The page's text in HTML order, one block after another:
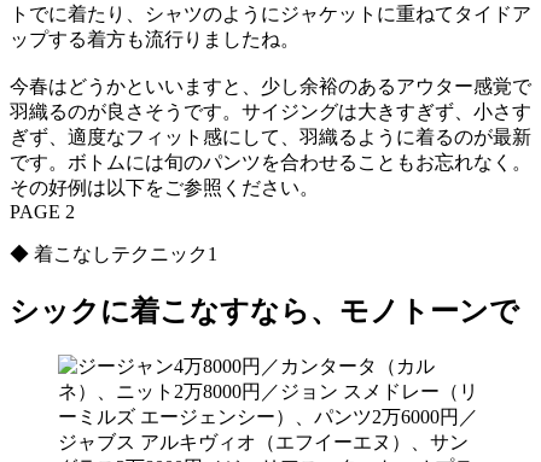
トでに着たり、シャツのようにジャケットに重ねてタイドア
ップする着方も流行りましたね。
今春はどうかといいますと、少し余裕のあるアウター感覚で
羽織るのが良さそうです。サイジングは大きすぎず、小さす
ぎず、適度なフィット感にして、羽織るように着るのが最新
です。ボトムには旬のパンツを合わせることもお忘れなく。
その好例は以下をご参照ください。
PAGE 2
◆ 着こなしテクニック1
シックに着こなすなら、モノトーンで